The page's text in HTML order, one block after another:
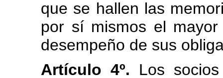
que se hallen las
por sí mismos el
desempeño de sus
Artículo 4º. Los